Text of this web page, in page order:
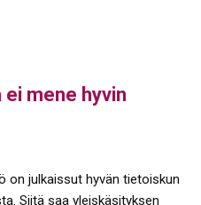
mene hyvin
on julkaissut hyvän tietoiskun
Siitä saa yleiskäsityksen